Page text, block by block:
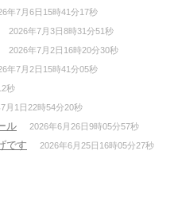
年7月6日15時41分17秒
2026年7月3日8時31分51秒
2026年7月2日16時20分30秒
年7月2日15時41分05秒
秒
月1日22時54分20秒
ル 2026年6月26日9時05分57秒
です 2026年6月25日16時05分27秒